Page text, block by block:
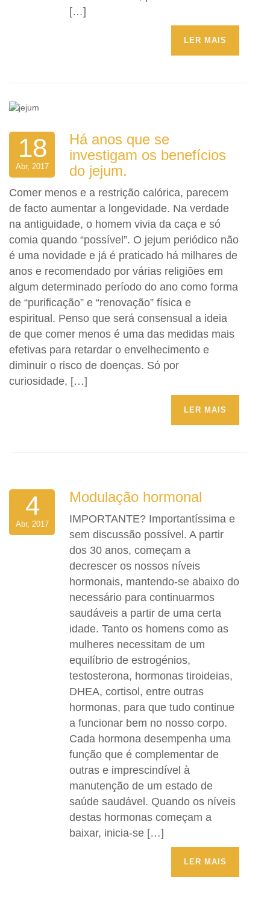
[…]
LER MAIS
18
Abr, 2017
Há anos que se
investigam os benefícios
do jejum.
Comer menos e a restrição calórica, parecem
de facto aumentar a longevidade. Na verdade
na antiguidade, o homem vivia da caça e só
comia quando “possível”. O jejum periódico não
é uma novidade e já é praticado há milhares de
anos e recomendado por várias religiões em
algum determinado período do ano como forma
de “purificação” e “renovação” física e
espiritual. Penso que será consensual a ideia
de que comer menos é uma das medidas mais
efetivas para retardar o envelhecimento e
diminuir o risco de doenças. Só por
curiosidade, […]
LER MAIS
4
Abr, 2017
Modulação hormonal
IMPORTANTE? Importantíssima e
sem discussão possível. A partir
dos 30 anos, começam a
decrescer os nossos níveis
hormonais, mantendo-se abaixo do
necessário para continuarmos
saudáveis a partir de uma certa
idade. Tanto os homens como as
mulheres necessitam de um
equilíbrio de estrogénios,
testosterona, hormonas tiroideias,
DHEA, cortisol, entre outras
hormonas, para que tudo continue
a funcionar bem no nosso corpo.
Cada hormona desempenha uma
função que é complementar de
outras e imprescindível à
manutenção de um estado de
saúde saudável. Quando os níveis
destas hormonas começam a
baixar, inicia-se […]
LER MAIS